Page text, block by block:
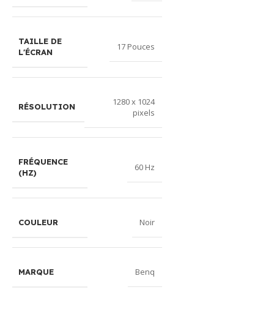
TAILLE DE
L'ÉCRAN
17 Pouces
RÉSOLUTION
1280 x 1024
pixels
FRÉQUENCE
(HZ)
60 Hz
COULEUR Noir
MARQUE Benq